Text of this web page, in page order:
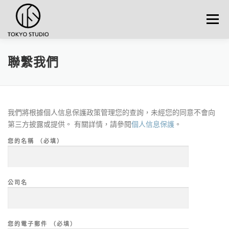
跳至主內容區
選單
聯繫我們
我們將根據個人信息保護政策管理您的查詢，未經您的同意不會向
第三方披露或提供。 有關詳情，請參閱個人信息保護 。
您的名稱 （必填）
公司名
您的電子郵件 （必填）